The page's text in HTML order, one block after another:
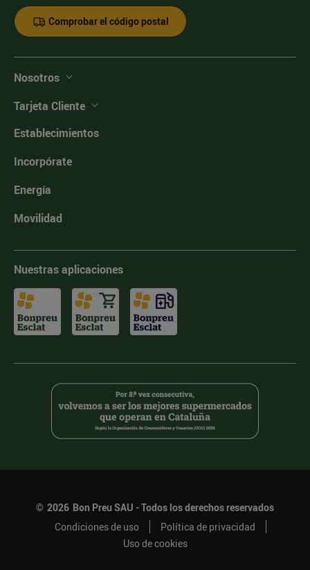
Comprobar el código postal
Nosotros
Tarjeta Cliente
Establecimientos
Incorpórate
Energía
Movilidad
Nuestras aplicaciones
© 2026 Bon Preu SAU - Todos los derechos reservados
Condiciones de uso
Política de privacidad
Uso de cookies